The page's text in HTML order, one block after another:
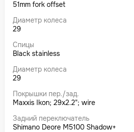
51mm fork offset
Диаметр колеса
29
Спицы
Black stainless
Диаметр колеса
29
Покрышки пер./зад.
Maxxis Ikon; 29x2.2"; wire
Задний переключатель
Shimano Deore M5100 Shadow+